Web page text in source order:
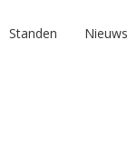
Standen Nieuws